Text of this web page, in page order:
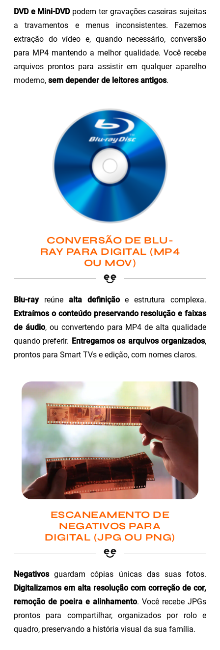
DVD e Mini-DVDpodem ter gravações caseiras sujeitas
a travamentos e menus inconsistentes. Fazemos
extração do vídeo e, quando necessário, conversão
para MP4 mantendo a melhor qualidade. Você recebe
arquivos prontos para assistir em qualquer aparelho
moderno, sem depender de leitores antigos.
CONVERSÃO DE BLU-
RAY PARA DIGITAL (MP4
OU MOV)
Blu-rayreúne alta definiçãoe estrutura complexa.
Extraímos o conteúdo preservando resolução e faixas
de áudio, ou convertendo para MP4 de alta qualidade
quando preferir. Entregamos os arquivos organizados,
prontos para Smart TVs e edição, com nomes claros.
ESCANEAMENTO DE
NEGATIVOS PARA
DIGITAL (JPG OU PNG)
Negativosguardam cópias únicas das suas fotos.
Digitalizamos em alta resolução com correção de cor,
remoção de poeira e alinhamento. Você recebe JPGs
prontos para compartilhar, organizados por rolo e
quadro, preservando a história visual da sua família.